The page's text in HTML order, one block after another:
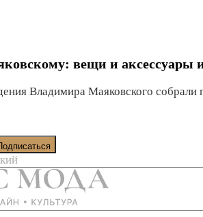
вещи и аксессуары
Владимира Маяковского собрали